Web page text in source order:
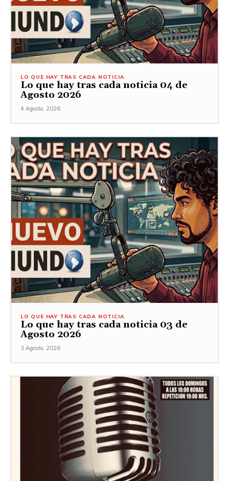
LO QUE HAY TRAS CADA NOTICIA
Lo que hay tras cada noticia 04 de
Agosto 2026
4 Agosto, 2026
LO QUE HAY TRAS CADA NOTICIA
Lo que hay tras cada noticia 03 de
Agosto 2026
3 Agosto, 2026